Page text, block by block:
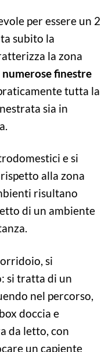
per essere un 2
subito la
la zona
numerose finestre
tutta la
sia in
e si
alla zona
risultano
di un ambiente
si
si tratta di un
nel percorso,
doccia e
da letto, con
un capiente